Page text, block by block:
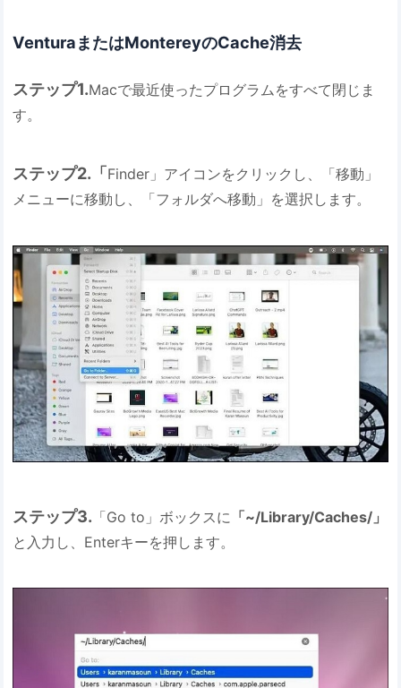
VenturaまたはMontereyのCache消去
ステップ1.Macで最近使ったプログラムをすべて閉じま
す。
ステップ2.「Finder」アイコンをクリックし、「移動」
メニューに移動し、「フォルダへ移動」を選択します。
ステップ3. 「Go to」ボックスに 「~/Library/Caches/」
と入力し、Enterキーを押します。